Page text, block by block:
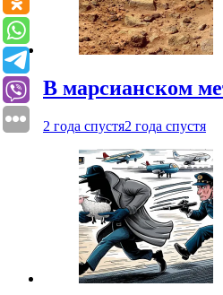
В марсианском
2 года спустя2 года спустя